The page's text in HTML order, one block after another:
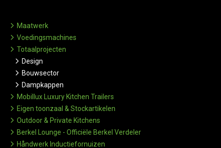
Maatwerk
Voedingsmachines
Totaalprojecten
Design
Bouwsector
Dampkappen
Mobillux Luxury Kitchen Trailers
Eigen toonzaal & Stockartikelen
Outdoor & Private Kitchens
Berkel Lounge - Officiële Berkel Verdeler
Håndwerk Inductiefornuizen